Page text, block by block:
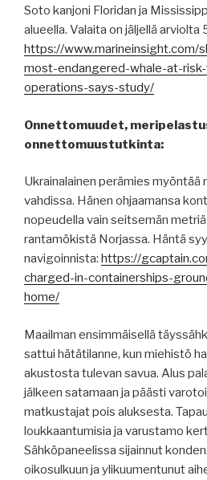
Soto kanjoni Floridan ja
alueella. Valaita on jäljellä arviolta
https://www.marineinsight.com/
most-endangered-whale-at-
operations-says-study/
Onnettomuudet,
onnettomuustutkinta:
Ukrainalainen perämies myöntää
vahdissa. Hänen ohjaamansa
nopeudella vain seitsemän
rantamökistä Norjassa. Häntä
navigoinnista: https://
charged-in-containerships-
home/
Maailman ensimmäisellä
sattui hätätilanne, kun miehistö
akustosta tulevan savua. Alus
jälkeen satamaan ja päästi
matkustajat pois aluksesta.
loukkaantumisia ja varustamo
Sähköpaneelissa sijainnut
oikosulkuun ja ylikuumentunut